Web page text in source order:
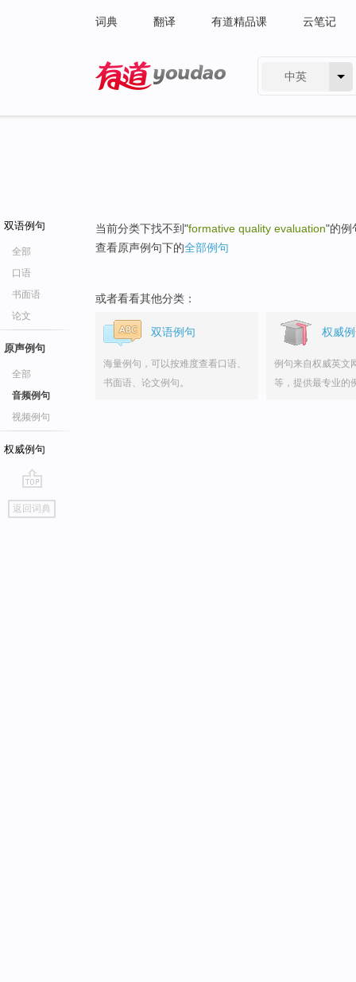
词典 翻译 有道精品课 云笔记
中英
双语例句
全部
口语
书面语
论文
原声例句
全部
音频例句
视频例句
权威例句
go
top
返回词典
当前分类下找不到"formative quality evaluation"的例
查看原声例句下的全部例句
或者看看其他分类：
双语例句
海量例句，可以按难度查看口语、
书面语、论文例句。
权威
例句来自权威英文
等，提供最专业的